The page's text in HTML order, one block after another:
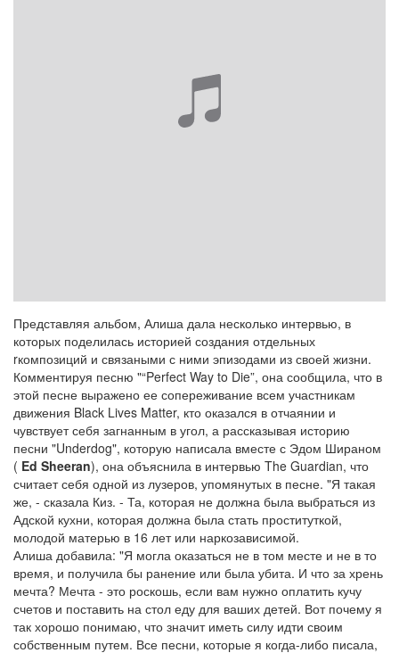
Представляя альбом, Алиша дала несколько интервью, в
которых поделилась историей создания отдельных
rкомпозиций и связаными с ними эпизодами из своей жизни.
Комментируя песню "“Perfect Way to Die”, она сообщила, что в
этой песне выражено ее сопереживание всем участникам
движения Black Lives Matter, кто оказался в отчаянии и
чувствует себя загнанным в угол, а рассказывая историю
песни "Underdog", которую написала вместе с Эдом Шираном
( Ed Sheeran), она объяснила в интервью The Guardian, что
считает себя одной из лузеров, упомянутых в песне. "Я такая
же, - сказала Киз. - Та, которая не должна была выбраться из
Адской кухни, которая должна была стать проституткой,
молодой матерью в 16 лет или наркозависимой.
Алиша добавила: "Я могла оказаться не в том месте и не в то
время, и получила бы ранение или была убита. И что за хрень
мечта? Мечта - это роскошь, если вам нужно оплатить кучу
счетов и поставить на стол еду для ваших детей. Вот почему я
так хорошо понимаю, что значит иметь силу идти своим
собственным путем. Все песни, которые я когда-либо писала,